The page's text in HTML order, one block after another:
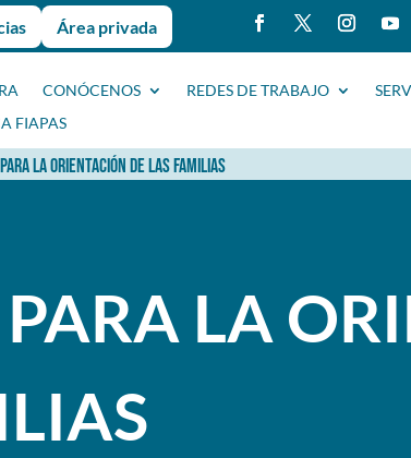
Área privada
CONÓCENOS REDES DE TRABAJO
FIAPAS
LA ORIENTACIÓN DE LAS FAMILIAS
LA